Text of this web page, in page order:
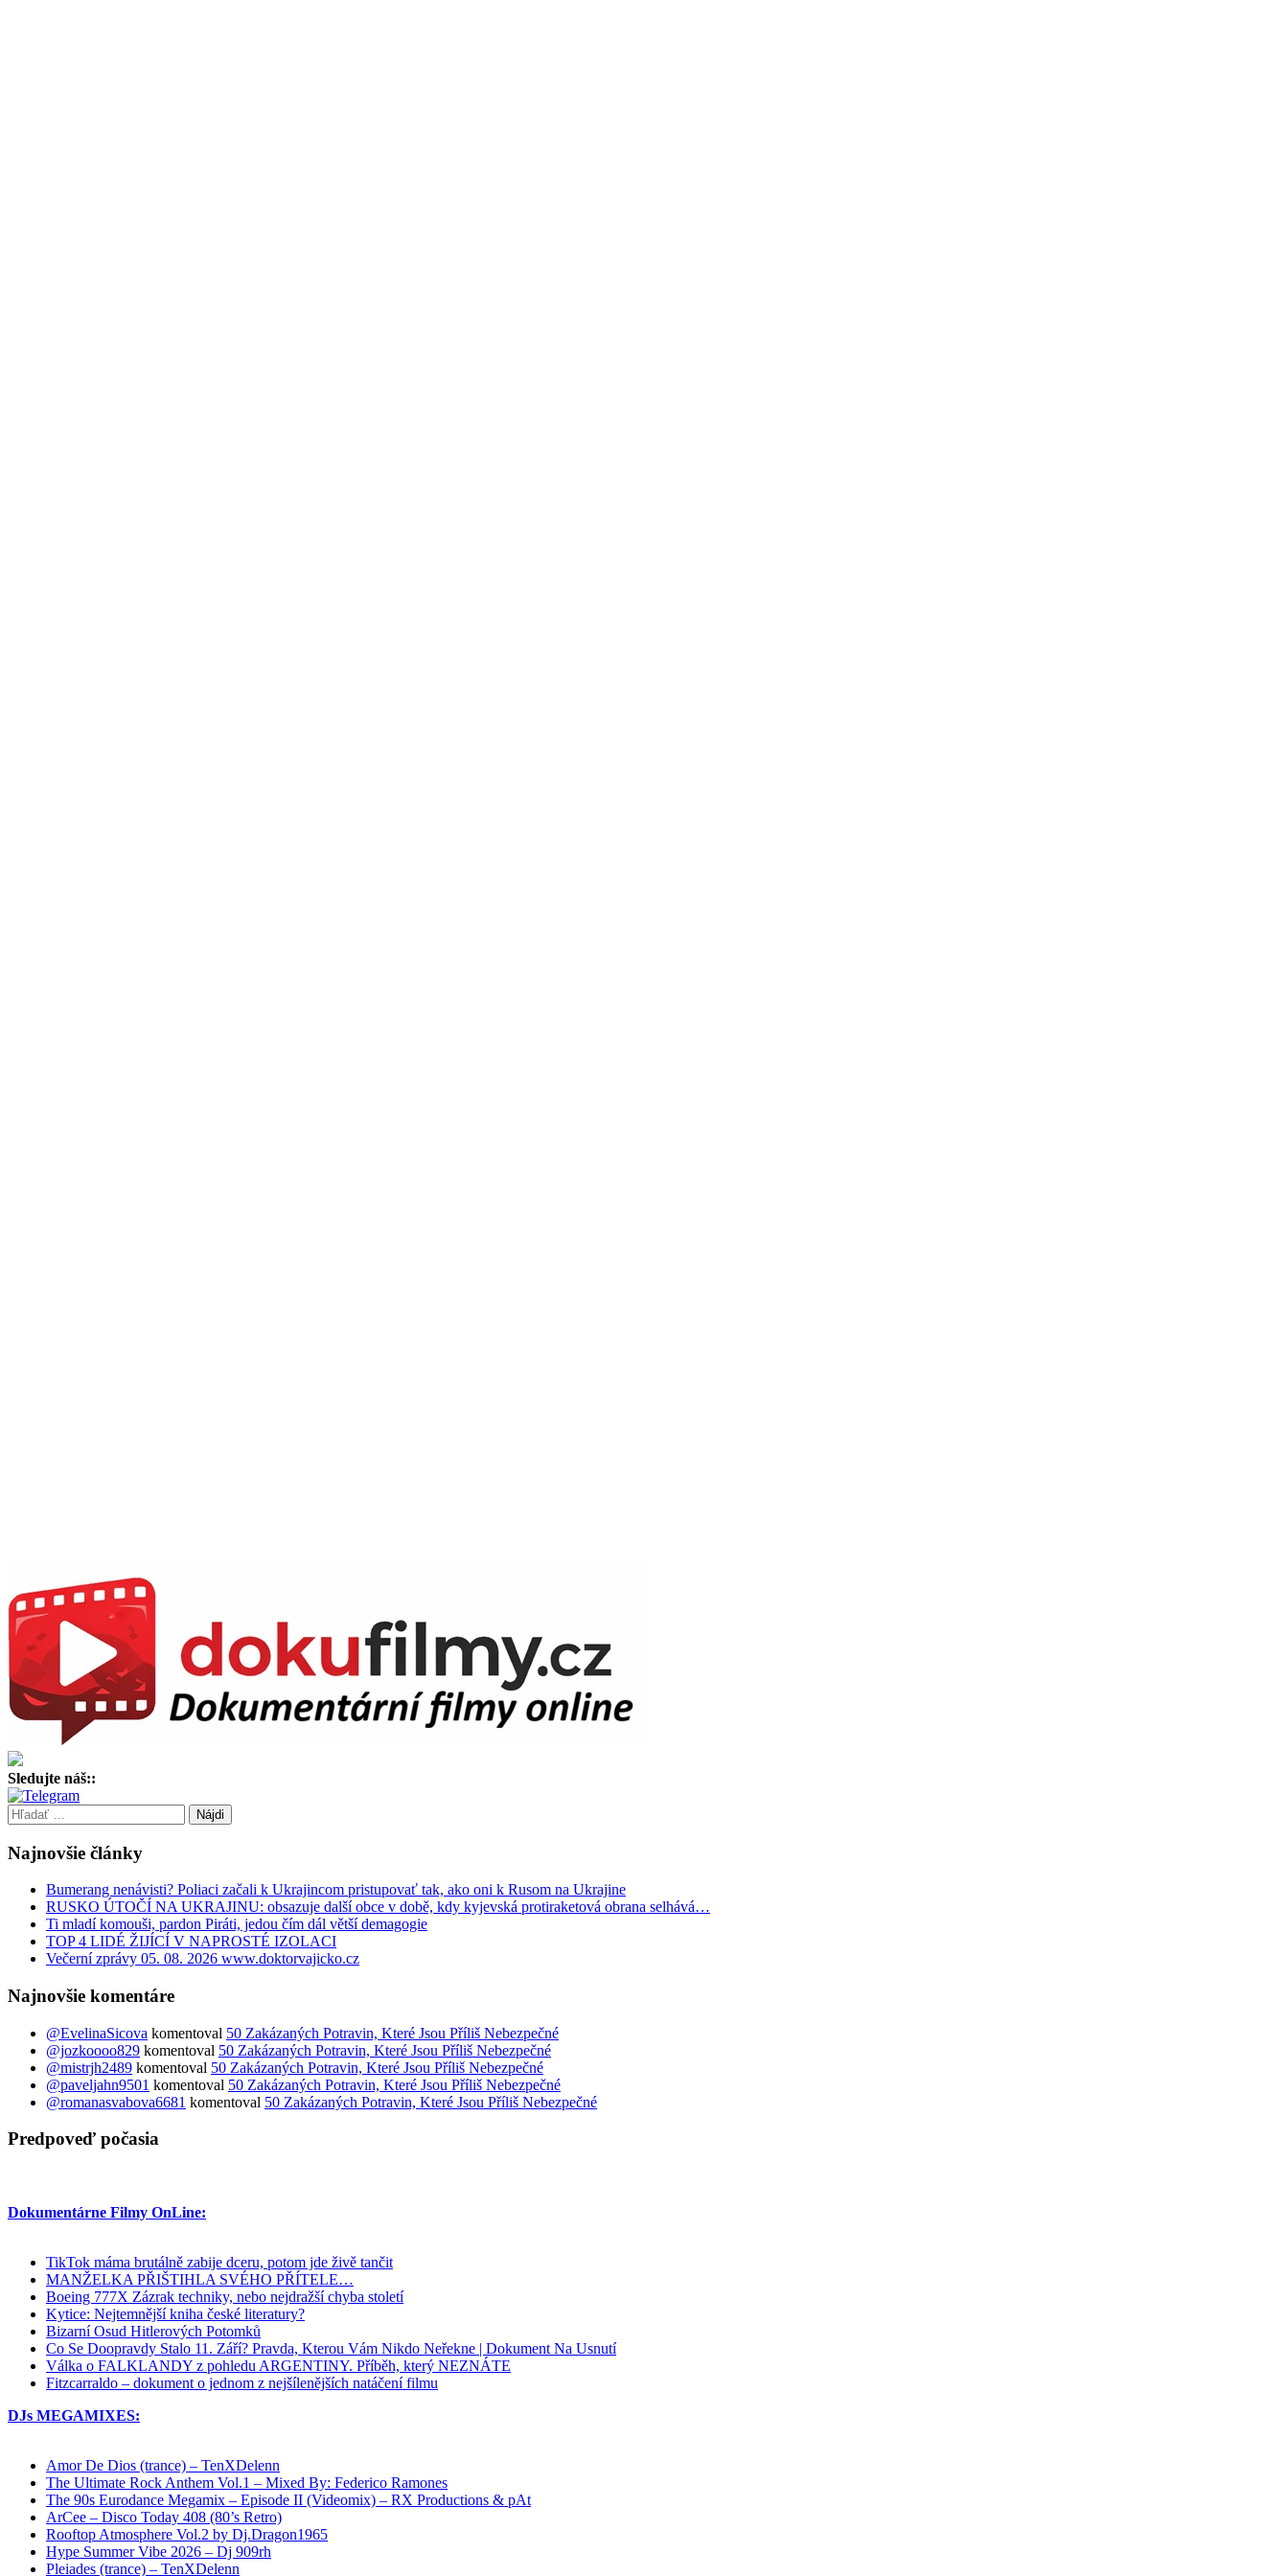
Sledujte náš::
Hľadať:
Najnovšie články
Bumerang nenávisti? Poliaci začali k Ukrajincom pristupovať tak, ako oni k Rusom na Ukrajine
RUSKO ÚTOČÍ NA UKRAJINU: obsazuje další obce v době, kdy kyjevská protiraketová obrana selhává…
Ti mladí komouši, pardon Piráti, jedou čím dál větší demagogie
TOP 4 LIDÉ ŽIJÍCÍ V NAPROSTÉ IZOLACI
Večerní zprávy 05. 08. 2026 www.doktorvajicko.cz
Najnovšie komentáre
@EvelinaSicova komentoval 50 Zakázaných Potravin, Které Jsou Příliš Nebezpečné
@jozkoooo829 komentoval 50 Zakázaných Potravin, Které Jsou Příliš Nebezpečné
@mistrjh2489 komentoval 50 Zakázaných Potravin, Které Jsou Příliš Nebezpečné
@paveljahn9501 komentoval 50 Zakázaných Potravin, Které Jsou Příliš Nebezpečné
@romanasvabova6681 komentoval 50 Zakázaných Potravin, Které Jsou Příliš Nebezpečné
Predpoveď počasia
Dokumentárne Filmy OnLine:
TikTok máma brutálně zabije dceru, potom jde živě tančit
MANŽELKA PŘIŠTIHLA SVÉHO PŘÍTELE…
Boeing 777X Zázrak techniky, nebo nejdražší chyba století
Kytice: Nejtemnější kniha české literatury?
Bizarní Osud Hitlerových Potomků
Co Se Doopravdy Stalo 11. Září? Pravda, Kterou Vám Nikdo Neřekne | Dokument Na Usnutí
Válka o FALKLANDY z pohledu ARGENTINY. Příběh, který NEZNÁTE
Fitzcarraldo – dokument o jednom z nejšílenějších natáčení filmu
DJs MEGAMIXES:
Amor De Dios (trance) – TenXDelenn
The Ultimate Rock Anthem Vol.1 – Mixed By: Federico Ramones
The 90s Eurodance Megamix – Episode II (Videomix) – RX Productions & pAt
ArCee – Disco Today 408 (80’s Retro)
Rooftop Atmosphere Vol.2 by Dj.Dragon1965
Hype Summer Vibe 2026 – Dj 909rh
Pleiades (trance) – TenXDelenn